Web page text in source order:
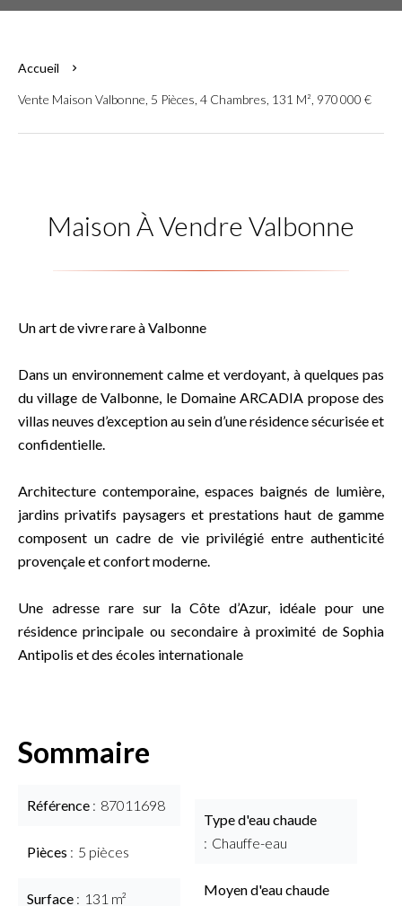
Accueil
Vente Maison Valbonne, 5 Pièces, 4 Chambres, 131 M², 970 000 €
Maison À Vendre Valbonne
Un art de vivre rare à Valbonne
Dans un environnement calme et verdoyant, à quelques pas
du village de Valbonne, le Domaine ARCADIA propose des
villas neuves d’exception au sein d’une résidence sécurisée et
confidentielle.
Architecture contemporaine, espaces baignés de lumière,
jardins privatifs paysagers et prestations haut de gamme
composent un cadre de vie privilégié entre authenticité
provençale et confort moderne.
Une adresse rare sur la Côte d’Azur, idéale pour une
résidence principale ou secondaire à proximité de Sophia
Antipolis et des écoles internationale
Sommaire
Référence 87011698
Pièces 5 pièces
Surface 131 m²
Type d'eau chaude
Chauffe-eau
Moyen d'eau chaude